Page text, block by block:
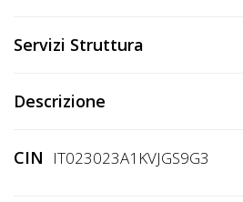
Registrati
Servizi Struttura
Descrizione
CIN IT023023A1KVJGS9G3